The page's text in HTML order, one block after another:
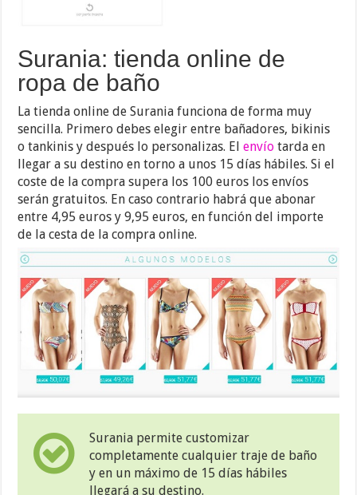
Surania: tienda online de
ropa de baño
La tienda online de Surania funciona de forma muy
sencilla. Primero debes elegir entre bañadores, bikinis
o tankinis y después lo personalizas. Elenvío tarda en
llegar a su destino en torno a unos 15 días hábiles. Si el
coste de la compra supera los 100 euros los envíos
serán gratuitos. En caso contrario habrá que abonar
entre 4,95 euros y 9,95 euros, en función del importe
de la cesta de la compra online.
Surania permite customizar
completamente cualquier traje de baño
y en un máximo de 15 días hábiles
llegará a su destino.